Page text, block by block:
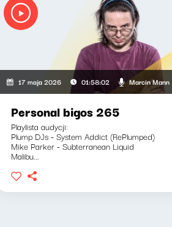
17 maja 2026 01:58:02 Marcin Mann
Personal bigos 265
Playlista audycji:
Plump DJs - System Addict (RePlumped)
Mike Parker - Subterranean Liquid
Malibu...